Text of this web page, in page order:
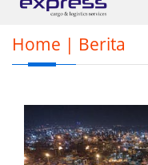
Home | Berita